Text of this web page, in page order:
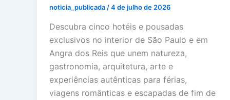
noticia_publicada/4 de julho de 2026
Descubra cinco hotéis e pousadas
exclusivos no interior de São Paulo e em
Angra dos Reis que unem natureza,
gastronomia, arquitetura, arte e
experiências autênticas para férias,
viagens românticas e escapadas de fim de